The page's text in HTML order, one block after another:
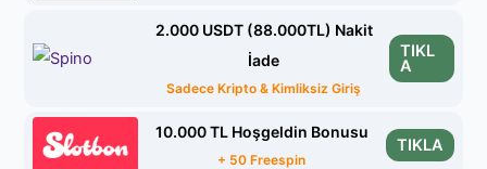
2.000 USDT (88.000TL) Nakit
İade
Sadece Kripto & Kimliksiz Giriş
TIKL
A
10.000 TL Hoşgeldin Bonusu
+ 50 Freespin
TIKLA